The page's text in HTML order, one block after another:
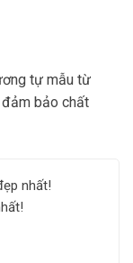
tự mẫu từ
bảo chất
nhất!